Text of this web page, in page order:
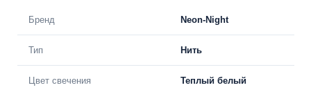
Бренд Neon-Night
Тип Нить
Цвет свечения Теплый белый